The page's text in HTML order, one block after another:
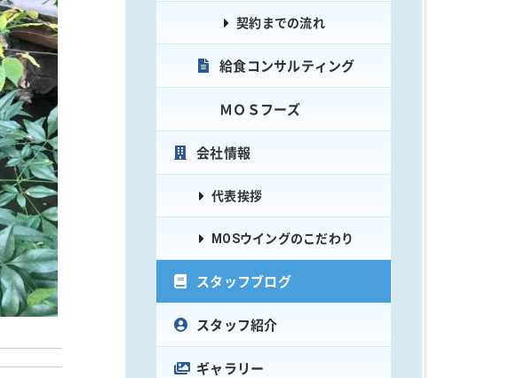
契約までの流れ
給食コンサルティング
ＭＯＳフーズ
会社情報
代表挨拶
MOSウイングのこだわり
スタッフブログ
スタッフ紹介
ギャラリー